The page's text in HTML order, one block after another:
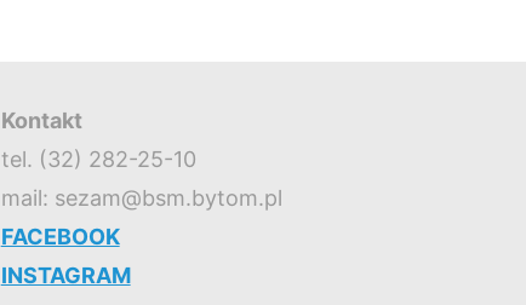
Kontakt
tel. (32) 282-25-10
mail: sezam@bsm.bytom.pl
FACEBOOK
INSTAGRAM